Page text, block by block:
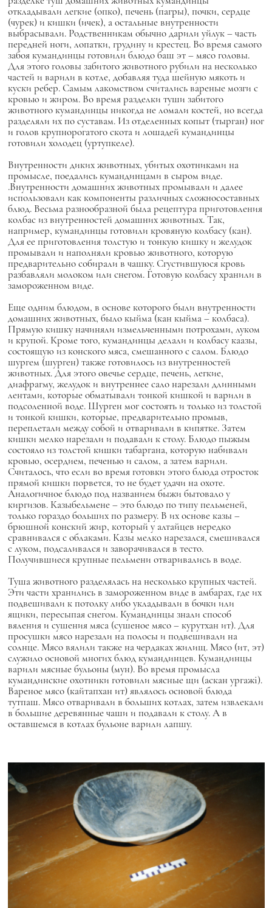
откладывали легкие (опко), печень (пагры), почки, сердце
(чурек) и кишки (ичек), а остальные внутренности
выбрасывали. Родственникам обычно дарили уйлук – часть
передней ноги, лопатки, грудину и крестец. Во время самого
забоя кумандинцы готовили блюдо баш эт – мясо головы.
Для этого головы забитого животного рубили на несколько
частей и варили в котле, добавляя туда шейную мякоть и
куски ребер. Самым лакомством считались вареные мозги с
кровью и жиром. Во время разделки туши забитого
животного кумандинцы никогда не ломали костей, но всегда
разделяли их по суставам. Из отделенных копыт (тырган) ног
и голов крупнорогатого скота и лошадей кумандинцы
готовили холодец (уртупкеле).
Внутренности диких животных, убитых охотниками на
промысле, поедались кумандинцами в сыром виде.
.Внутренности домашних животных промывали и далее
использовали как компоненты различных сложносоставных
блюд. Весьма разнообразной была рецептура приготовления
колбас из внутренностей домашних животных. Так,
например, кумандинцы готовили кровяную колбасу (кан).
Для ее приготовления толстую и тонкую кишку и желудок
промывали и наполняли кровью животного, которую
предварительно собирали в чашку. Сгустившуюся кровь
разбавляли молоком или снегом. Готовую колбасу хранили в
замороженном виде.
Еще одним блюдом, в основе которого были внутренности
домашних животных, было кыйма (кан кыйма – колбаса).
Прямую кишку начиняли измельченными потрохами, луком
и крупой. Кроме того, кумандинцы делали и колбасу каазы,
состоящую из конского мяса, смешанного с салом. Блюдо
шургем (шурген) также готовилось из внутренностей
животных. Для этого овечье сердце, печень, легкие,
диафрагму, желудок и внутреннее сало нарезали длинными
лентами, которые обматывали тонкой кишкой и варили в
подсоленной воде. Шурген мог состоять и только из толстой
и тонкой кишки, которые, предварительно промыв,
переплетали между собой и отваривали в кипятке. Затем
кишки мелко нарезали и подавали к столу. Блюдо пыжым
состояло из толстой кишки табаргана, которую набивали
кровью, осердием, печенью и салом, а затем варили.
Считалось, что если во время готовки этого блюда отросток
прямой кишки порвется, то не будет удачи на охоте.
Аналогичное блюдо под названием быжи бытовало у
киргизов. Казыбельмене – это блюдо по типу пельменей,
только гораздо больших по размеру. В их основе казы –
брюшной конский жир, который у алтайцев нередко
сравнивался с облаками. Казы мелко нарезался, смешивался
с луком, подсаливался и заворачивался в тесто.
Получившиеся крупные пельмени отваривались в воде.
Туша животного разделялась на несколько крупных частей.
Эти части хранились в замороженном виде в амбарах, где их
подвешивали к потолку либо укладывали в бочки или
ящики, пересыпая снегом. Кумандинцы знали способ
вяления и сушения мяса (сушеное мясо – курутхан ит). Для
просушки мясо нарезали на полосы и подвешивали на
солнце. Мясо вялили также на чердаках жилищ. Мясо (ит, эт)
служило основой многих блюд кумандинцев. Кумандинцы
варили мясные бульоны (мун). Во время промысла
кумандинские охотники готовили мясные щи (аскан ургажi).
Вареное мясо (кайтапхан ит) являлось основой блюда
тутпаш. Мясо отваривали в больших котлах, затем извлекали
в большие деревянные чаши и подавали к столу. А в
оставшемся в котлах бульоне варили лапшу.